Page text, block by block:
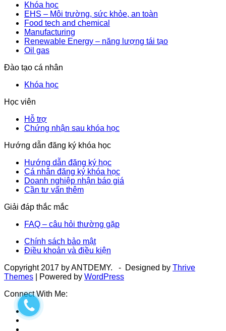
Khóa học
EHS – Môi trường, sức khỏe, an toàn
Food tech and chemical
Manufacturing
Renewable Energy – năng lượng tái tạo
Oil gas
Đào tạo cá nhân
Khóa học
Học viên
Hỗ trợ
Chứng nhận sau khóa học
Hướng dẫn đăng ký khóa học
Hướng dẫn đăng ký học
Cá nhân đăng ký khóa học
Doanh nghiệp nhận báo giá
Cần tư vấn thêm
Giải đáp thắc mắc
FAQ – câu hỏi thường gặp
Chính sách bảo mật
Điều khoản và điều kiện
Copyright 2017 by ANTDEMY. - Designed by Thrive
Themes | Powered by WordPress
Connect With Me: